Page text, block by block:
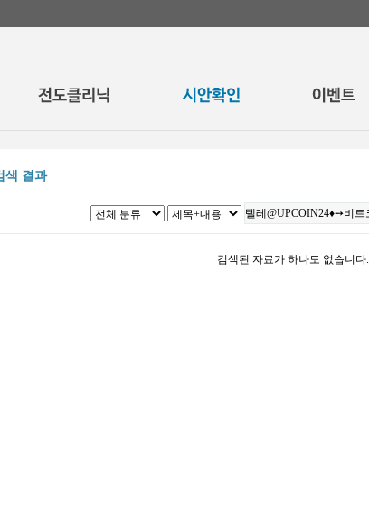
색 결과
검색된 자료가 하나도 없습니다.